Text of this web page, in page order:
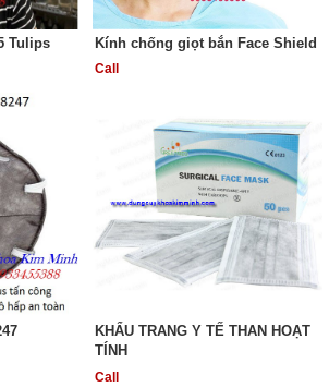
Tulips Kính chống giọt bắn Face Shield
Call
KHẨU TRANG Y TẾ THAN HOẠT
TÍNH
Call